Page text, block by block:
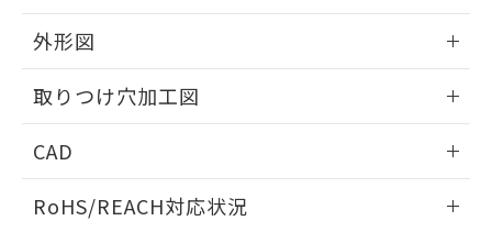
外形図
取りつけ穴加工図
CAD
ドすることができます。
RoHS/REACH対応状況
品・サービスに関するお客様との取
をご了承ください。
※当社の共同利用者とは、
下記の非含有証明書をダウンロードするこ
とができます。
EU RoHS指令（10物質）の非含有証明書
51物質の非含有証明書（当社基準）
※本証明書は発行日時点で非含有を証明す
ものではありません。
また、RoHS指令のフタル酸エステル類４
物質の対応では、対応完了までの期間は出